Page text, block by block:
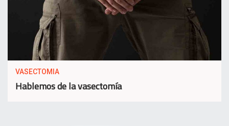
VASECTOMIA
Hablemos de la vasectomía